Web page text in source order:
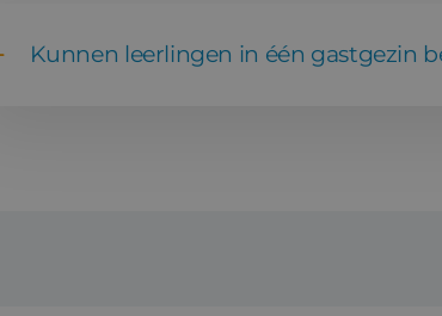
Kunnen leerlingen in één gastgezin